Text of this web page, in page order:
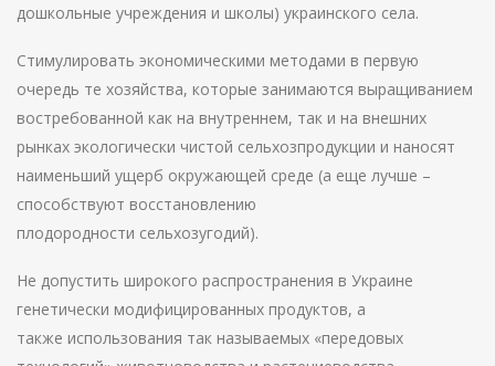
дошкольные учреждения и школы) украинского села.
Стимулировать экономическими методами в первую
очередь те хозяйства, которые занимаются выращиванием
востребованной как на внутреннем, так и на внешних
рынках экологически чистой сельхозпродукции и наносят
наименьший ущерб окружающей среде (а еще лучше –
способствуют восстановлению
плодородности сельхозугодий).
Не допустить широкого распространения в Украине
генетически модифицированных продуктов, а
также использования так называемых «передовых